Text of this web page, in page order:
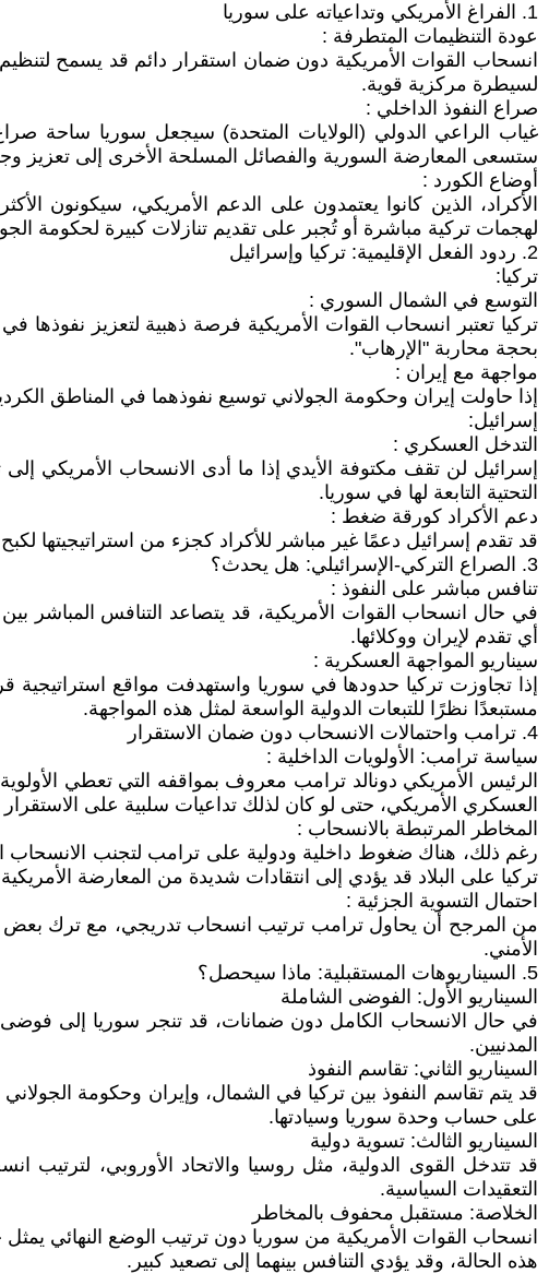
1. الفراغ الأمريكي وتداعياته على سوريا
عودة التنظيمات المتطرفة :
انسحاب القوات الأمريكية دون ضمان استقرار دائم قد يسمح
لسيطرة مركزية قوية.
صراع النفوذ الداخلي :
غياب الراعي الدولي (الولايات المتحدة) سيجعل سوريا ساحة
ستسعى المعارضة السورية والفصائل المسلحة الأخرى إلى تعزيز
أوضاع الكورد :
الأكراد، الذين كانوا يعتمدون على الدعم الأمريكي،
لهجمات تركية مباشرة أو تُجبر على تقديم تنازلات كبيرة لحكومة
2. ردود الفعل الإقليمية: تركيا وإسرائيل
تركيا:
التوسع في الشمال السوري :
تركيا تعتبر انسحاب القوات الأمريكية فرصة ذهبية لتعزيز
بحجة محاربة "الإرهاب".
مواجهة مع إيران :
إذا حاولت إيران وحكومة الجولاني توسيع نفوذهما في المناطق
إسرائيل:
التدخل العسكري :
إسرائيل لن تقف مكتوفة الأيدي إذا ما أدى الانسحاب الأمريكي
التحتية التابعة لها في سوريا.
دعم الأكراد كورقة ضغط :
قد تقدم إسرائيل دعمًا غير مباشر للأكراد كجزء من استراتيجيتها
3. الصراع التركي-الإسرائيلي: هل يحدث؟
تنافس مباشر على النفوذ :
في حال انسحاب القوات الأمريكية، قد يتصاعد التنافس المباشر
أي تقدم لإيران ووكلائها.
سيناريو المواجهة العسكرية :
إذا تجاوزت تركيا حدودها في سوريا واستهدفت مواقع استراتيجية
مستبعدًا نظرًا للتبعات الدولية الواسعة لمثل هذه المواجهة.
4. ترامب واحتمالات الانسحاب دون ضمان الاستقرار
سياسة ترامب: الأولويات الداخلية :
الرئيس الأمريكي دونالد ترامب معروف بمواقفه التي تعطي
العسكري الأمريكي، حتى لو كان لذلك تداعيات سلبية على الاستقرار
المخاطر المرتبطة بالانسحاب :
رغم ذلك، هناك ضغوط داخلية ودولية على ترامب لتجنب
تركيا على البلاد قد يؤدي إلى انتقادات شديدة من المعارضة الأمريكية
احتمال التسوية الجزئية :
من المرجح أن يحاول ترامب ترتيب انسحاب تدريجي، مع ترك بعض
الأمني.
5. السيناريوهات المستقبلية: ماذا سيحصل؟
السيناريو الأول: الفوضى الشاملة
في حال الانسحاب الكامل دون ضمانات، قد تنجر سوريا إلى فوضى
المدنيين.
السيناريو الثاني: تقاسم النفوذ
قد يتم تقاسم النفوذ بين تركيا في الشمال، وإيران وحكومة
على حساب وحدة سوريا وسيادتها.
السيناريو الثالث: تسوية دولية
قد تتدخل القوى الدولية، مثل روسيا والاتحاد الأوروبي،
التعقيدات السياسية.
الخلاصة: مستقبل محفوف بالمخاطر
انسحاب القوات الأمريكية من سوريا دون ترتيب الوضع النهائي
هذه الحالة، وقد يؤدي التنافس بينهما إلى تصعيد كبير.